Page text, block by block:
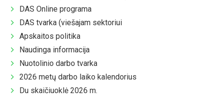
DAS Online programa
DAS tvarka (viešajam sektoriui
Apskaitos politika
Naudinga informacija
Nuotolinio darbo tvarka
2026 metų darbo laiko kalendorius
Du skaičiuoklė 2026 m.